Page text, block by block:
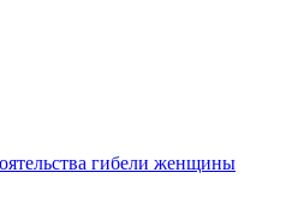
гибели женщины